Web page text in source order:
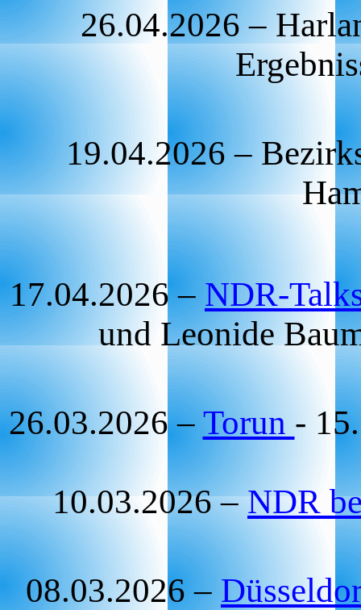
26.04.2026 –
19.04.2026 –
17.04.2026 – NDR-
und Leonide
26.03.2026 – Torun -
10.03.2026 –NDR
08.03.2026 –